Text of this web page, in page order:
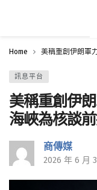
Home 美稱重創伊朗軍
訊息平台
美稱重創伊
海峽為核談
商傳媒
2026 年 6 月